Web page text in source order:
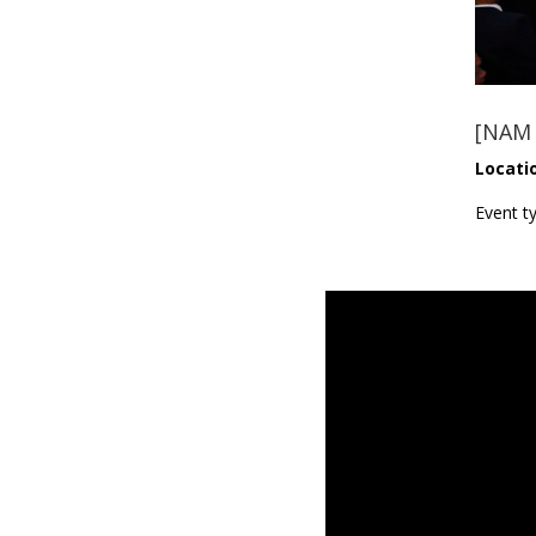
Event